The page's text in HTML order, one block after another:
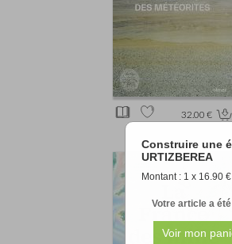
Construire une
URTIZBEREA
Montant : 1 x 16.90
Votre article a
32.00 €